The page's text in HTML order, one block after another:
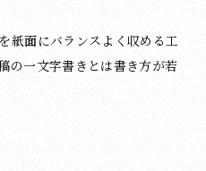
紙面にバランスよく収める工
の一文字書きとは書き方が若